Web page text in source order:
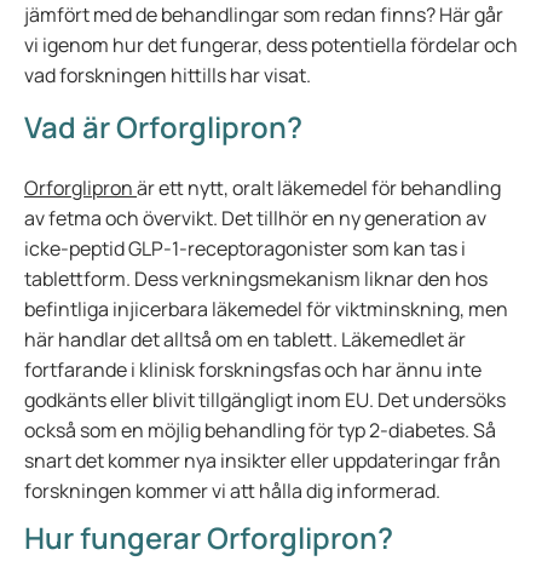
jämfört med de behandlingar som redan finns? Här går
vi igenom hur det fungerar, dess potentiella fördelar och
vad forskningen hittills har visat.
Vad är Orforglipron?
Orforglipronär ett nytt, oralt läkemedel för behandling
av fetma och övervikt. Det tillhör en ny generation av
icke-peptid GLP-1-receptoragonister som kan tas i
tablettform. Dess verkningsmekanism liknar den hos
befintliga injicerbara läkemedel för viktminskning, men
här handlar det alltså om en tablett. Läkemedlet är
fortfarande i klinisk forskningsfas och har ännu inte
godkänts eller blivit tillgängligt inom EU. Det undersöks
också som en möjlig behandling för typ 2-diabetes. Så
snart det kommer nya insikter eller uppdateringar från
forskningen kommer vi att hålla dig informerad.
Hur fungerar Orforglipron?